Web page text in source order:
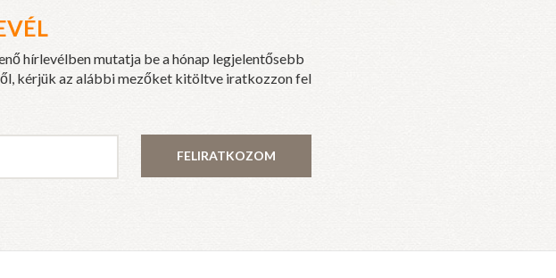
hírlevélben mutatja be a hónap legjelentősebb
kérjük az alábbi mezőket kitöltve iratkozzon fel
FELIRATKOZOM